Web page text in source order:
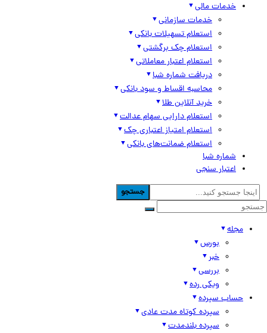
خدمات مالی
خدمات سازمانی
استعلام تسهیلات بانکی
استعلام چک برگشتی
استعلام اعتبار معاملاتی
دریافت شماره شبا
محاسبه اقساط و سود بانکی
خرید آنلاین طلا
استعلام دارایی سهام عدالت
استعلام امتیاز اعتباری چک
استعلام ضمانت‌های بانکی
شماره شبا
اعتبار سنجی
جستجو
مجله
بورس
خبر
بررسی
ویکی رده
حساب سپرده
سپرده کوتاه مدت عادی
سپرده بلندمدت